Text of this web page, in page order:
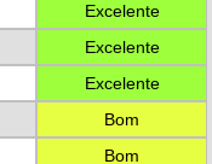
Excelente
Excelente
Excelente
Bom
Bom